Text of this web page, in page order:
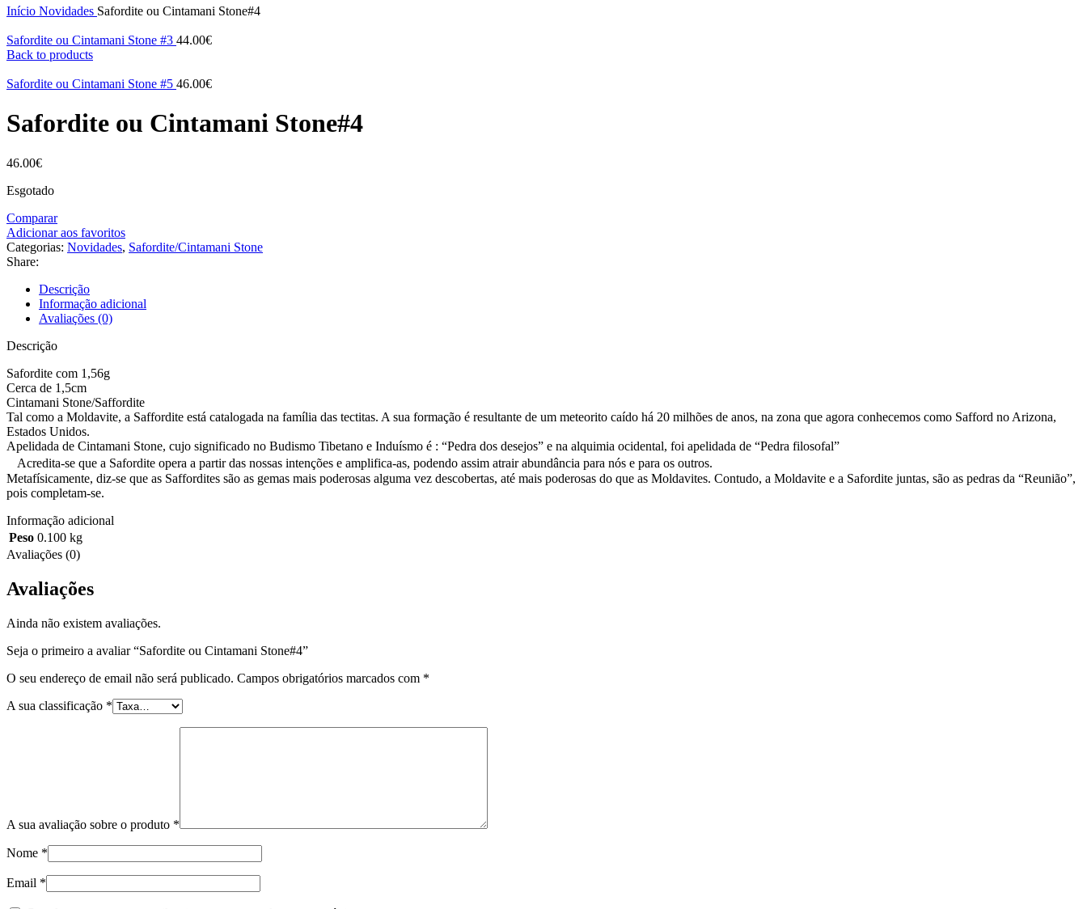
Início Novidades Safordite ou Cintamani Stone#4
Safordite ou Cintamani Stone #3 44.00€
Back to products
Safordite ou Cintamani Stone #5 46.00€
Safordite ou Cintamani Stone#4
46.00€
Esgotado
Comparar
Adicionar aos favoritos
Categorias: Novidades, Safordite/Cintamani Stone
Share:
Descrição
Informação adicional
Avaliações (0)
Descrição
Safordite com 1,56g
Cerca de 1,5cm
Cintamani Stone/Saffordite
Tal como a Moldavite, a Saffordite está catalogada na família das tectitas. A sua formação é resultante de um meteorito caído há 20 milhões de anos, na zona que agora conhecemos como Safford no Arizona,
Estados Unidos.
Apelidada de Cintamani Stone, cujo significado no Budismo Tibetano e Induísmo é : “Pedra dos desejos” e na alquimia ocidental, foi apelidada de “Pedra filosofal”
Acredita-se que a Safordite opera a partir das nossas intenções e amplifica-as, podendo assim atrair abundância para nós e para os outros.
Metafísicamente, diz-se que as Saffordites são as gemas mais poderosas alguma vez descobertas, até mais poderosas do que as Moldavites. Contudo, a Moldavite e a Safordite juntas, são as pedras da “Reunião”,
pois completam-se.
Informação adicional
Peso 0.100 kg
Avaliações (0)
Avaliações
Ainda não existem avaliações.
Seja o primeiro a avaliar “Safordite ou Cintamani Stone#4”
O seu endereço de email não será publicado. Campos obrigatórios marcados com *
A sua classificação *
A sua avaliação sobre o produto *
Nome *
Email *